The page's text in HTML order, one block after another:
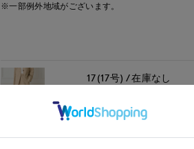
※一部例外地域がございます。
17(17号) 在庫なし